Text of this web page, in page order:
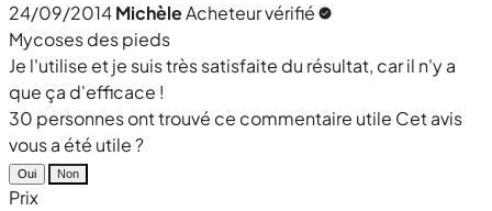
24/09/2014MichèleAcheteur vérifié
Mycoses des pieds
Je l'utilise et je suis très satisfaite du résultat, car il n'y a
que ça d'efficace !
30 personnes ont trouvé ce commentaire utile Cet avis
vous a été utile ?
Oui Non
Prix